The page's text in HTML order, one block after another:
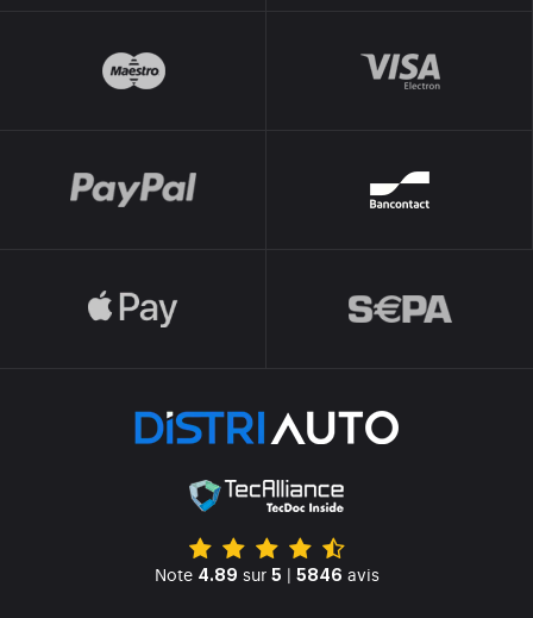
Note 4.89 sur 5 | 5846 avis